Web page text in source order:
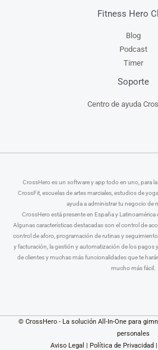
Fitness Hero
Blog
Podcast
Timer
Soporte
Centro de ayuda
CrossHero es un software y app todo en uno, para
CrossFit, escuelas de artes marciales, estudios de
ayuda a administrar tu negocio de
CrossHero está presente en España y
Algunas características destacadas son el control de
control de aforo, programación de rutinas y
y facturación, la gestión y automatización de los pagos
de clientes y muchas más funcionalidades que te
mucho más fácil.
© CrossHero - La solución All-In-One para
personales
Aviso Legal | Política de Privacidad |